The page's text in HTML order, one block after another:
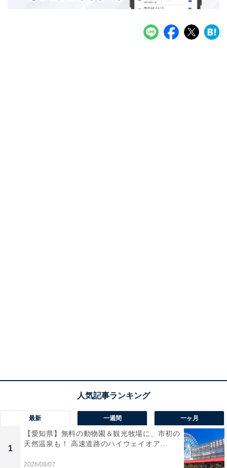
最新 一週間 一ヶ月
1
【愛知県】無料の動物園＆観光牧場に、市初の
天然温泉も！ 高速道路のハイウェイオア...
2026/08/07